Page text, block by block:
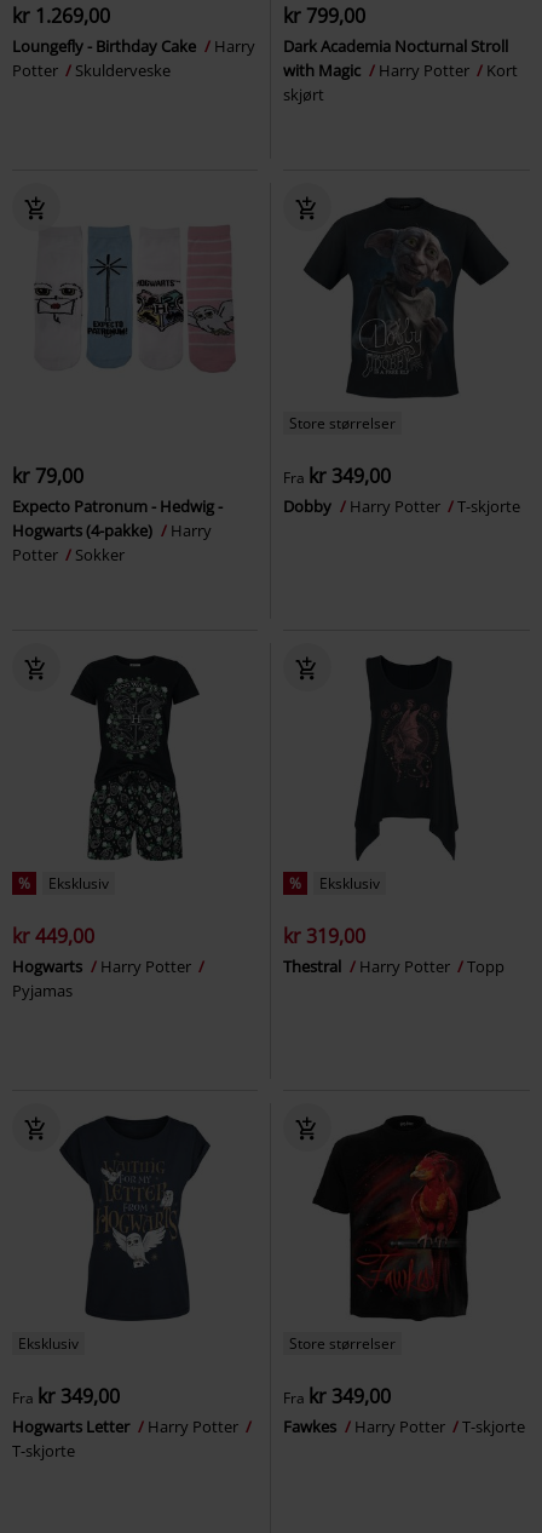
kr 1.269,00
Loungefly - Birthday Cake
Harry
Potter
Skulderveske
kr 799,00
Dark Academia Nocturnal Stroll
with Magic
Harry Potter
Kort
skjørt
kr 79,00
Expecto Patronum - Hedwig -
Hogwarts (4-pakke)
Harry
Potter
Sokker
Store størrelser
Fra kr 349,00
Dobby Harry Potter T-skjorte
% Eksklusiv
kr 449,00
Hogwarts
Harry Potter
Pyjamas
% Eksklusiv
kr 319,00
Thestral Harry Potter Topp
Eksklusiv
Fra kr 349,00
Hogwarts Letter
Harry Potter
T-skjorte
Store størrelser
Fra kr 349,00
Fawkes Harry Potter T-skjorte